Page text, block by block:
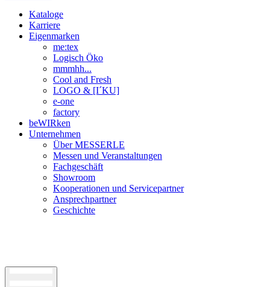
Kataloge
Karriere
Eigenmarken
me:tex
Logisch Öko
mmmhh...
Cool and Fresh
LOGO & [I´KU]
e-one
factory
beWIRken
Unternehmen
Über MESSERLE
Messen und Veranstaltungen
Fachgeschäft
Showroom
Kooperationen und Servicepartner
Ansprechpartner
Geschichte